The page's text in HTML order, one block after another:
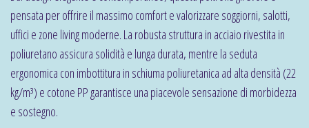
pensata per offrire il massimo comfort e valorizzare soggiorni, salotti,
uffici e zone living moderne. La robusta struttura in acciaio rivestita in
poliuretano assicura solidità e lunga durata, mentre la seduta
ergonomica con imbottitura in schiuma poliuretanica ad alta densità (22
kg/m³) e cotone PP garantisce una piacevole sensazione di morbidezza
e sostegno.